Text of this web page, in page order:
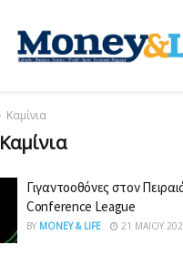
Καμίνια
Καμίνια
Γιγαντοοθόνες στον
Conference League
BY MONEY & LIFE 21 ΜΑΪ́ΟΥ